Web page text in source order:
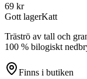
69 kr
Gott lagerKatt
Träströ av tall och
100 % bilogiskt
Finns i butiken